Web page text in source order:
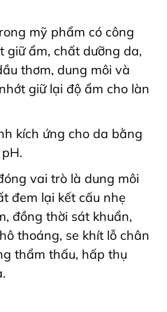
mỹ phẩm có công
giữ ẩm, chất dưỡng da,
thơm, dung môi và
giữ lại độ ẩm cho làn
kích ứng cho da bằng
vai trò là dung môi
đem lại kết cấu nhẹ
đồng thời sát khuẩn,
thoáng, se khít lỗ chân
thẩm thấu, hấp thụ